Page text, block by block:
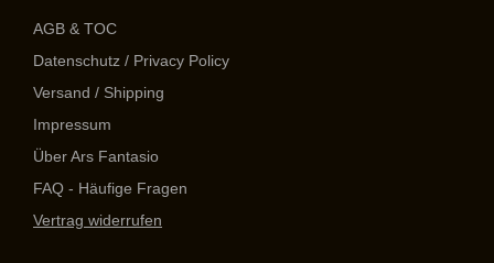
AGB & TOC
Datenschutz / Privacy Policy
Versand / Shipping
Impressum
Über Ars Fantasio
FAQ - Häufige Fragen
Vertrag widerrufen